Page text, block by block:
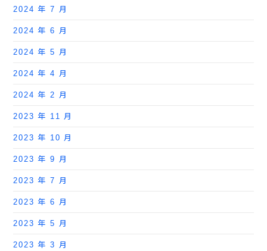
2024 年 7 月
2024 年 6 月
2024 年 5 月
2024 年 4 月
2024 年 2 月
2023 年 11 月
2023 年 10 月
2023 年 9 月
2023 年 7 月
2023 年 6 月
2023 年 5 月
2023 年 3 月